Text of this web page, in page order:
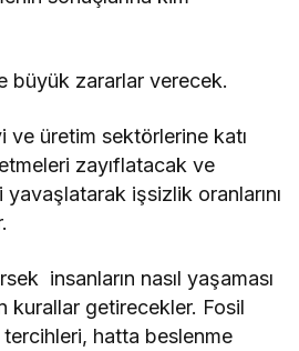
büyük zararlar verecek.
ve üretim sektörlerine katı
zayıflatacak ve
işsizlik oranlarını
insanların nasıl yaşaması
kurallar getirecekler. Fosil
tercihleri, hatta beslenme